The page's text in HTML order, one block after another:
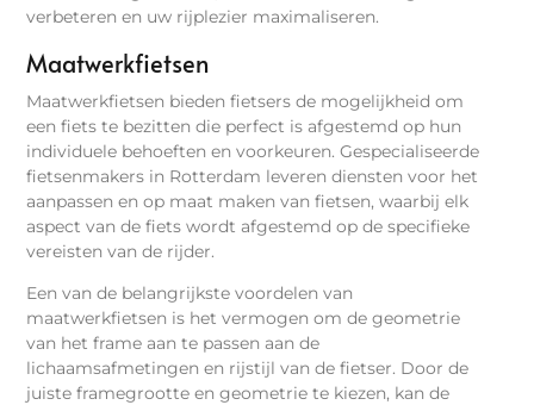
verbeteren en uw rijplezier maximaliseren.
Maatwerkfietsen
Maatwerkfietsen bieden fietsers de mogelijkheid om
een fiets te bezitten die perfect is afgestemd op hun
individuele behoeften en voorkeuren. Gespecialiseerde
fietsenmakers in Rotterdam leveren diensten voor het
aanpassen en op maat maken van fietsen, waarbij elk
aspect van de fiets wordt afgestemd op de specifieke
vereisten van de rijder.
Een van de belangrijkste voordelen van
maatwerkfietsen is het vermogen om de geometrie
van het frame aan te passen aan de
lichaamsafmetingen en rijstijl van de fietser. Door de
juiste framegrootte en geometrie te kiezen, kan de